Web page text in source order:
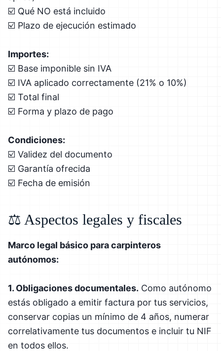
☑️ Qué NO está incluido
☑️ Plazo de ejecución estimado
Importes:
☑️ Base imponible sin IVA
☑️ IVA aplicado correctamente (21% o 10%)
☑️ Total final
☑️ Forma y plazo de pago
Condiciones:
☑️ Validez del documento
☑️ Garantía ofrecida
☑️ Fecha de emisión
⚖️ Aspectos legales y fiscales
Marco legal básico para carpinteros
autónomos:
1. Obligaciones documentales. Como autónomo
estás obligado a emitir factura por tus servicios,
conservar copias un mínimo de 4 años, numerar
correlativamente tus documentos e incluir tu NIF
en todos ellos.